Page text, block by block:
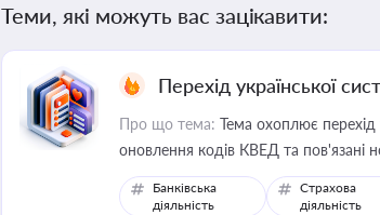
Теми, які можуть вас зацікавити:
Перехід української
Про що тема: Тема охоплює перехід
оновлення кодів КВЕД та пов'язані
Банківська
діяльність
Страхова
діяльність